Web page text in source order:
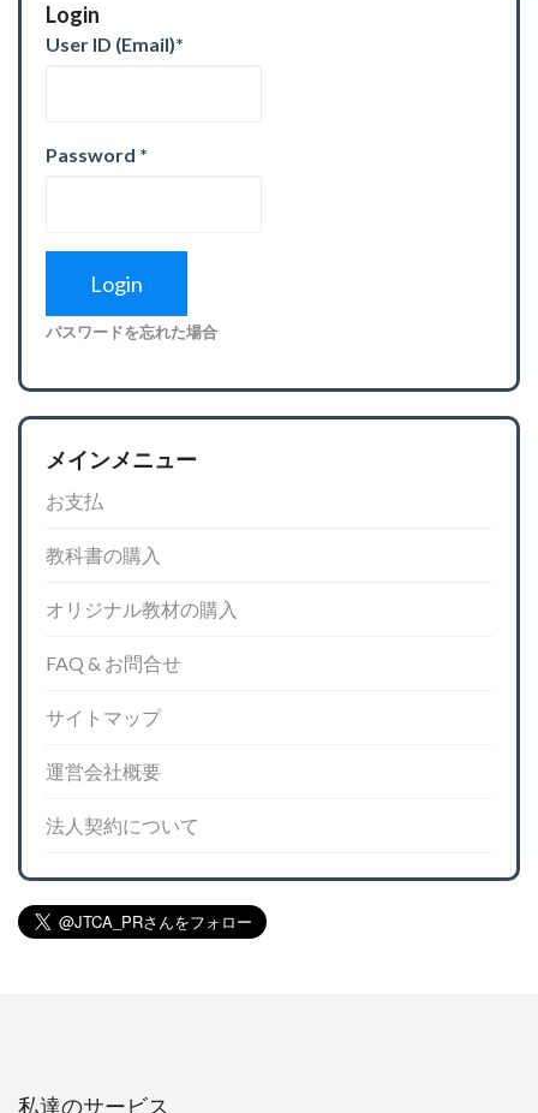
Login
User ID (Email)*
Password *
パスワードを忘れた場合
メインメニュー
お支払
教科書の購入
オリジナル教材の購入
FAQ & お問合せ
サイトマップ
運営会社概要
法人契約について
私達のサービス